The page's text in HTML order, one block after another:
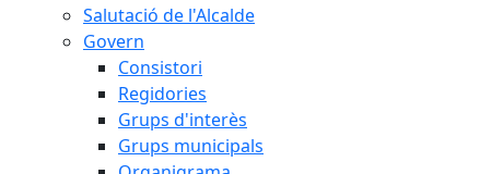
Salutació de l'Alcalde
Govern
Consistori
Regidories
Grups d'interès
Grups municipals